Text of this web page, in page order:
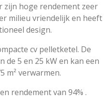
zijn hoge rendement zeer
milieu vriendelijk en heeft
design.
cv pelletketel. De
de 5 en 25 kW en kan een
m² verwarmen.
rendement van 94% .